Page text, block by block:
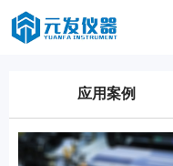
应用案例